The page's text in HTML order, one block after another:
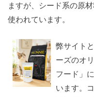
ますが、シード系の原
使われています。
弊サイト
ーズのオ
フード」
います。